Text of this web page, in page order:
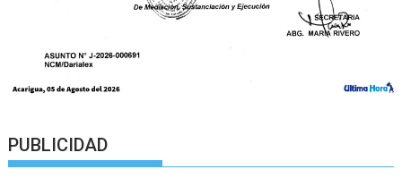
PUBLICIDAD